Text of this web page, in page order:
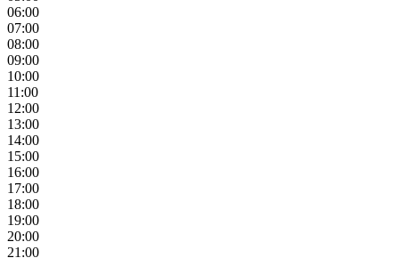
06:00
07:00
08:00
09:00
10:00
11:00
12:00
13:00
14:00
15:00
16:00
17:00
18:00
19:00
20:00
21:00